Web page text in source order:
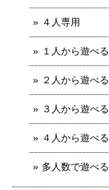
４人専用
１人から遊べる
２人から遊べる
３人から遊べる
４人から遊べる
多人数で遊べる